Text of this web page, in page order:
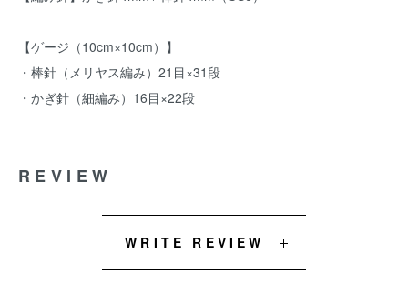
【ゲージ（10cm×10cm）】
・棒針（メリヤス編み）21目×31段
・かぎ針（細編み）16目×22段
REVIEW
WRITE REVIEW